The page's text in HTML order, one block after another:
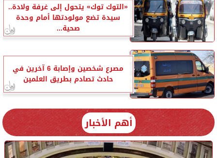
«التوك توك» يتحول إلى غرفة ولادة..
سيدة تضع مولودتها أمام وحدة
صحية...
مصرع شخصين وإصابة 6 آخرين في
حادث تصادم بطريق العلمين
أهم الأخبار